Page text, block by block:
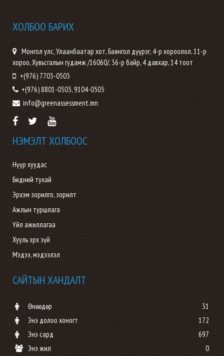
ХОЛБОО БАРИХ
Монгол улс, Улаанбаатар хот, Баянгол дүүрэг, 4-р хороолол, 11-р
хороо, Хувьсгалын гудамж /16060/, 36-р байр, 4 давхар, 14 тоот
+(976) 7703-0503
+(976) 8801-0503, 9104-0503
info@greenassessment.mn
НЭМЭЛТ ХОЛБООС
Нүүр хуудас
Бидний тухай
Эрхэм зорилго, зорилт
Ажлын туршлага
Үйл ажиллагаа
Хууль эрх зүй
Мэдээ, мэдээлэл
САЙТЫН ХАНДАЛТ
Өнөөдөр
31
Энэ долоо хоногт
172
Энэ сард
697
Энэ жил
0